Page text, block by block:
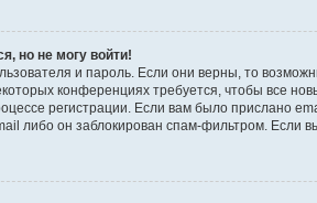
но не могу войти!
и пароль. Если они верны, то
конференциях требуется, чтобы все
регистрации. Если вам было прислано
либо он заблокирован спам-фильтром. Если